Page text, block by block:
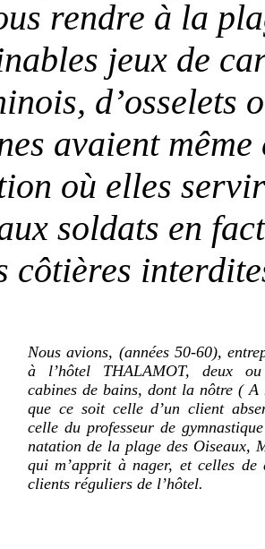
rendre à la
jeux de
d’osselets
avaient
où elles
soldats en
côtières
Nous avions, (années 50-60),
à l’hôtel THALAMOT, deux
cabines de bains, dont la nôtre ( A
que ce soit celle d’un client
celle du professeur de
natation de la plage des
qui m’apprit à nager, et celles de
clients réguliers de l’hôtel.